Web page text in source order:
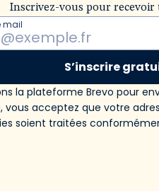
Inscrivez-vous pour recevoir
mail
S’inscrire
la plateforme Brevo pour
vous acceptez que votre
soient traitées